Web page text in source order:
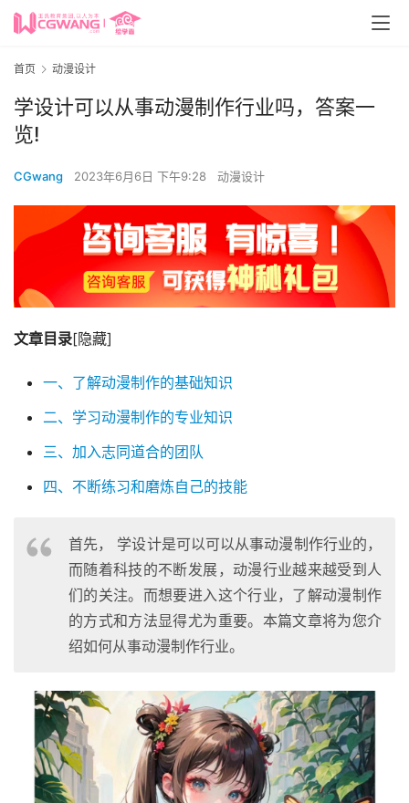
首页 动漫设计
学设计可以从事动漫制作行业吗，答案一
览!
CGwang 2023年6月6日 下午9:28 动漫设计
文章目录[隐藏]
一、了解动漫制作的基础知识
二、学习动漫制作的专业知识
三、加入志同道合的团队
四、不断练习和磨炼自己的技能
首先， 学设计是可以可以从事动漫制作行业的，
而随着科技的不断发展，动漫行业越来越受到人
们的关注。而想要进入这个行业，了解动漫制作
的方式和方法显得尤为重要。本篇文章将为您介
绍如何从事动漫制作行业。